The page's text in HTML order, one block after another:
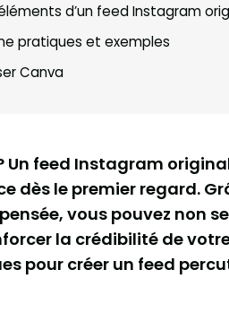
d’un feed Instagram
pratiques et exemples
Canva
Un feed Instagram
dès le premier regard.
vous pouvez non
la crédibilité de
pour créer un feed